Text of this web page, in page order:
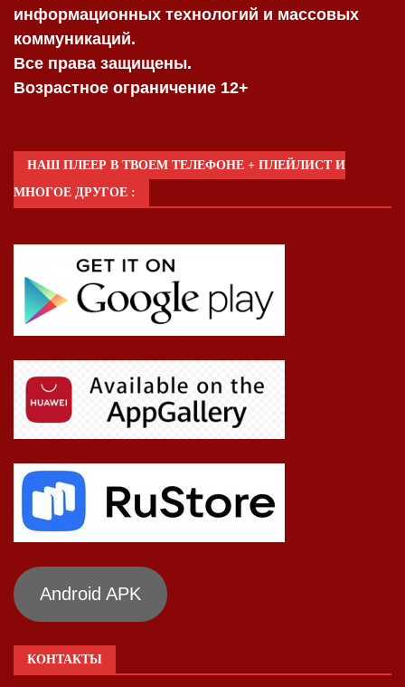
информационных технологий и массовых
коммуникаций.
Все права защищены.
Возрастное ограничение 12+
НАШ ПЛЕЕР В ТВОЕМ ТЕЛЕФОНЕ + ПЛЕЙЛИСТ И
МНОГОЕ ДРУГОЕ :
Android APK
КОНТАКТЫ